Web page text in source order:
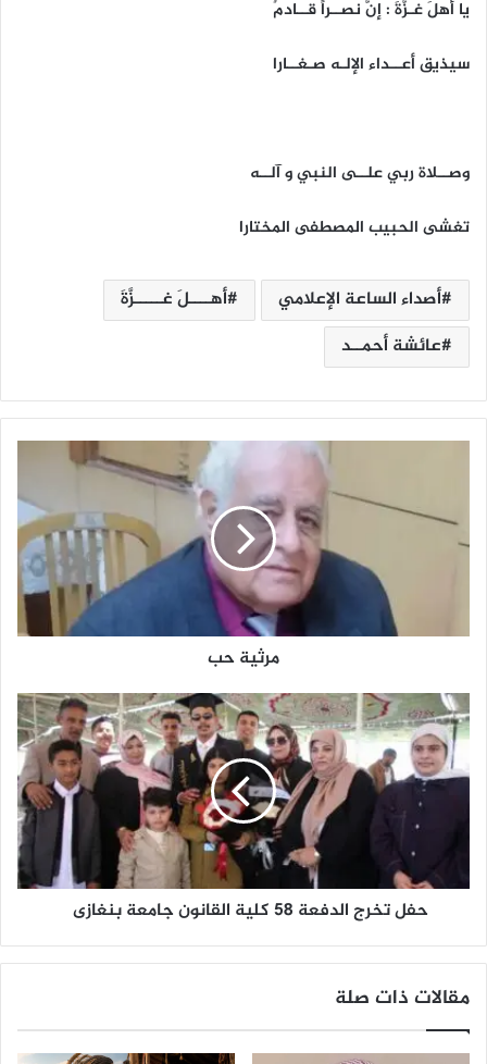
يا أهلَ غـزَّةَ : إنَّ نصــراً قــادمٌ
سيذيق أعــداء الإلـه صـغــارا
وصــلاة ربي علــى النبي و آلــه
تغشى الحبيب المصطفى المختارا
أصداء الساعة الإعلامي
أهــــلَ غـــــزَّةَ
عائشة أحمــد
ة
مرثية حب
ف
ت
ل
5
8
حفل تخرج الدفعة 58 كلية القانون جامعة بنغازى
مقالات ذات صلة